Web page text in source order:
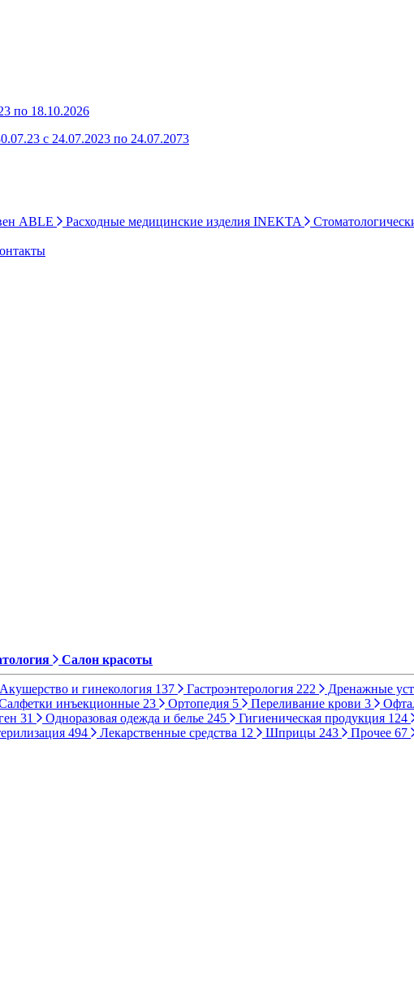
по 18.10.2026
с 24.07.2023 по 24.07.2073
ABLE Расходные медицинские изделия INEKTA
Салон красоты
Акушерство и гинекология 137 Гастроэнтерология 222 Дренажные
инъекционные 23 Ортопедия 5 Переливание крови 3
31 Одноразовая одежда и белье 245 Гигиеническая продукция 124
494 Лекарственные средства 12 Шприцы 243 Прочее 67